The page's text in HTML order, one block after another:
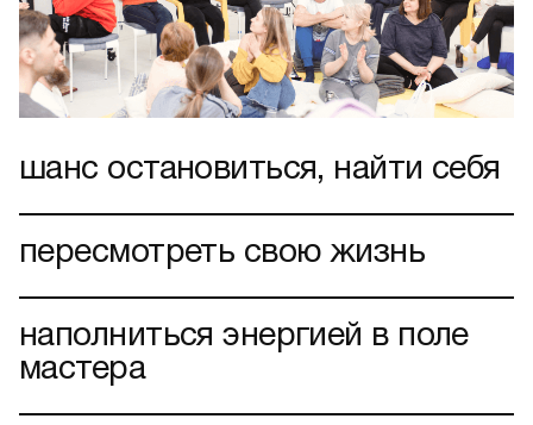
шанс остановиться, найти себя
пересмотреть свою жизнь
наполниться энергией в поле
мастера